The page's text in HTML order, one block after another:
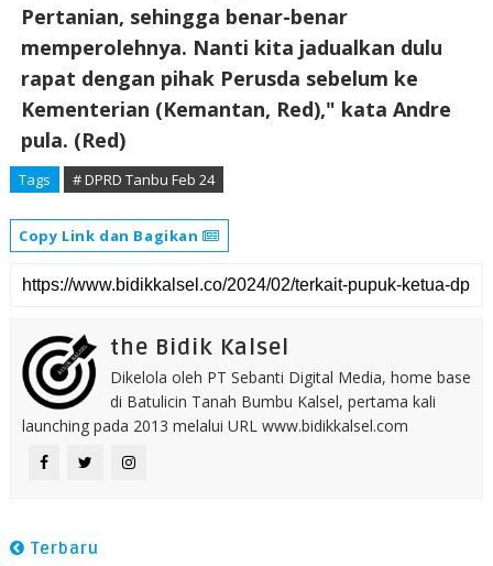
Pertanian, sehingga benar-benar
memperolehnya. Nanti kita jadualkan dulu
rapat dengan pihak Perusda sebelum ke
Kementerian (Kemantan, Red)," kata Andre
pula. (Red)
Tags # DPRD Tanbu Feb 24
Copy Link dan Bagikan
the Bidik Kalsel
Dikelola oleh PT Sebanti Digital Media, home base
di Batulicin Tanah Bumbu Kalsel, pertama kali
launching pada 2013 melalui URL www.bidikkalsel.com
Terbaru